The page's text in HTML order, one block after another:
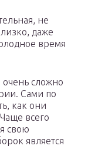
не
даже
время
очень сложно
Сами по
как они
всего
свою
является